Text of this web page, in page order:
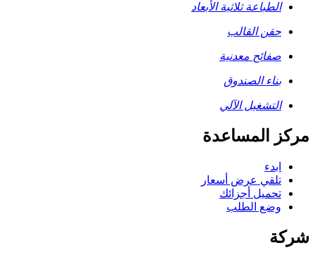
الطباعة ثلاثية الأبعاد
حقن القالب
صفائح معدنية
بناء الصندوق
التشغيل الآلي
مركز المساعدة
ابدء
تلقي عرض أسعار
تحميل أجزائك
وضع الطلب
شركة